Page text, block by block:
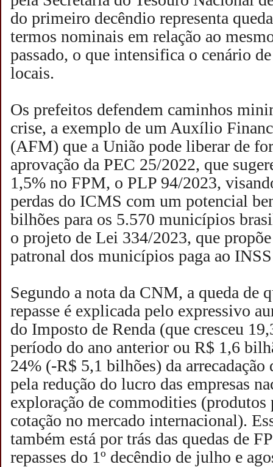
do primeiro decêndio representa
termos nominais em relação ao
passado, o que intensifica o cenário
locais.
Os prefeitos defendem caminhos
crise, a exemplo de um Auxílio
(AFM) que a União pode liberar de
aprovação da PEC 25/2022, que
1,5% no FPM, o PLP 94/2023,
perdas do ICMS com um potencial
bilhões para os 5.570 municípios
o projeto de Lei 334/2023, que
patronal dos municípios paga ao
Segundo a nota da CNM, a queda de
repasse é explicada pelo expressivo
do Imposto de Renda (que cresceu
período do ano anterior ou R$ 1,6
24% (-R$ 5,1 bilhões) da
pela redução do lucro das empresas
exploração de commodities
cotação no mercado internacional).
também está por trás das quedas de
repasses do 1º decêndio de julho e